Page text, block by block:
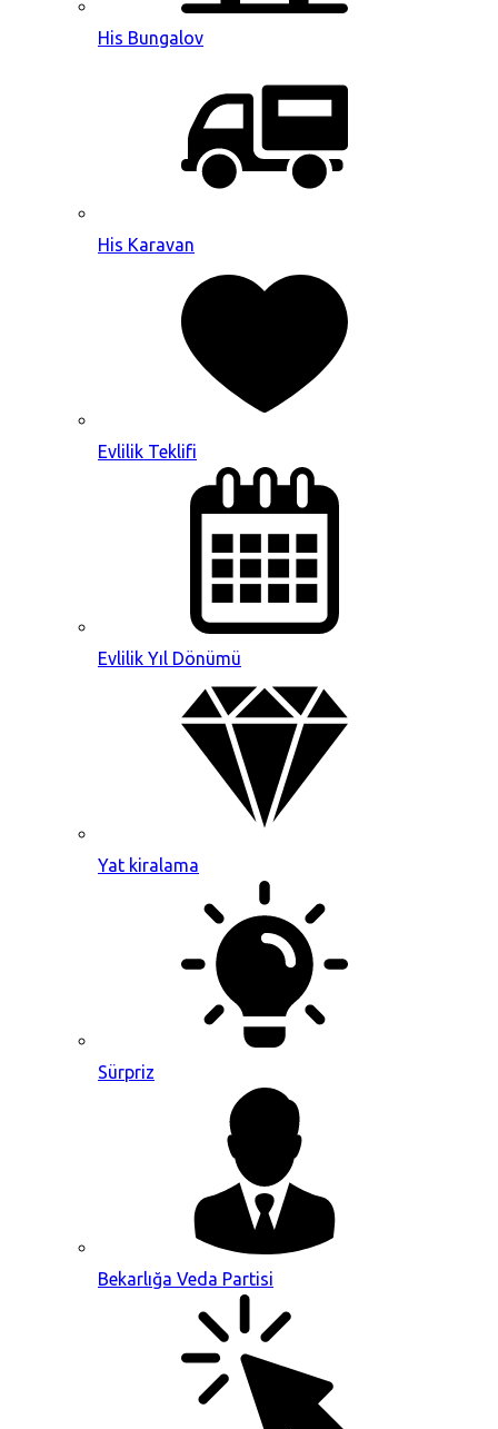
His Bungalov
His Karavan
Evlilik Teklifi
Evlilik Yıl Dönümü
Yat kiralama
Sürpriz
Bekarlığa Veda Partisi